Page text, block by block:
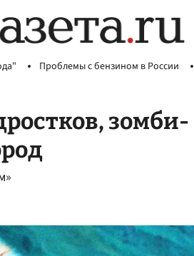
Проблемы с бензином в России
зомби-